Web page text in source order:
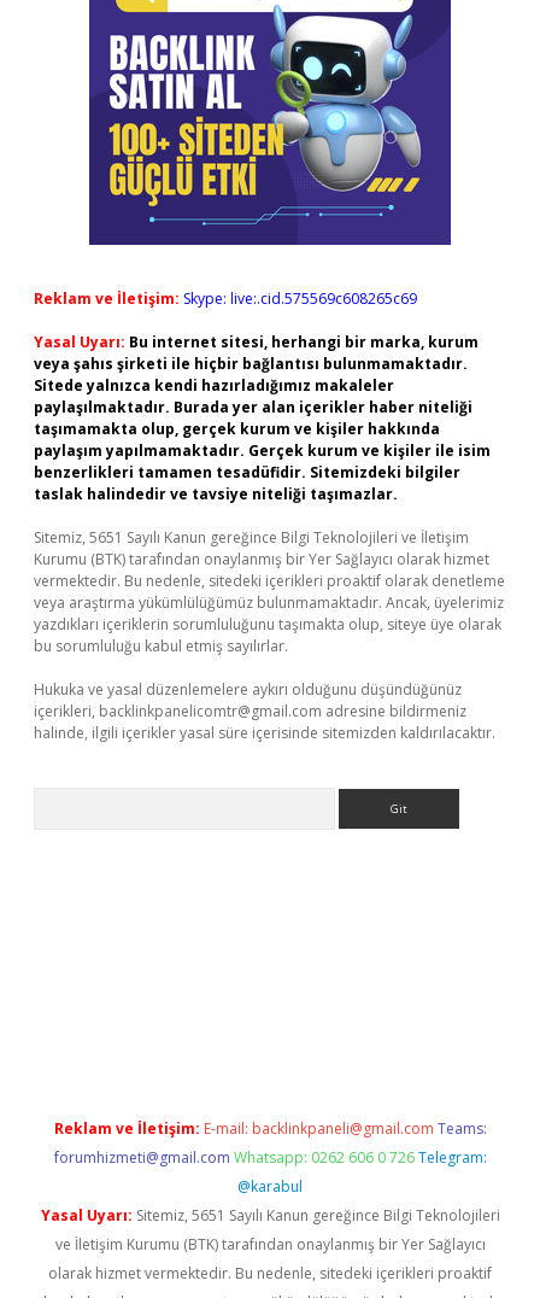
Reklam ve İletişim: Skype: live:.cid.575569c608265c69
Yasal Uyarı: Bu internet sitesi, herhangi bir marka, kurum
veya şahıs şirketi ile hiçbir bağlantısı bulunmamaktadır.
Sitede yalnızca kendi hazırladığımız makaleler
paylaşılmaktadır. Burada yer alan içerikler haber niteliği
taşımamakta olup, gerçek kurum ve kişiler hakkında
paylaşım yapılmamaktadır. Gerçek kurum ve kişiler ile isim
benzerlikleri tamamen tesadüfidir. Sitemizdeki bilgiler
taslak halindedir ve tavsiye niteliği taşımazlar.
Sitemiz, 5651 Sayılı Kanun gereğince Bilgi Teknolojileri ve İletişim
Kurumu (BTK) tarafından onaylanmış bir Yer Sağlayıcı olarak hizmet
vermektedir. Bu nedenle, sitedeki içerikleri proaktif olarak denetleme
veya araştırma yükümlülüğümüz bulunmamaktadır. Ancak, üyelerimiz
yazdıkları içeriklerin sorumluluğunu taşımakta olup, siteye üye olarak
bu sorumluluğu kabul etmiş sayılırlar.
Hukuka ve yasal düzenlemelere aykırı olduğunu düşündüğünüz
içerikleri, backlinkpanelicomtr@gmail.com adresine bildirmeniz
halinde, ilgili içerikler yasal süre içerisinde sitemizden kaldırılacaktır.
Reklam ve İletişim: E-mail: backlinkpaneli@gmail.com Teams:
forumhizmeti@gmail.com Whatsapp: 0262 606 0 726 Telegram:
@karabul
Yasal Uyarı: Sitemiz, 5651 Sayılı Kanun gereğince Bilgi Teknolojileri
ve İletişim Kurumu (BTK) tarafından onaylanmış bir Yer Sağlayıcı
olarak hizmet vermektedir. Bu nedenle, sitedeki içerikleri proaktif